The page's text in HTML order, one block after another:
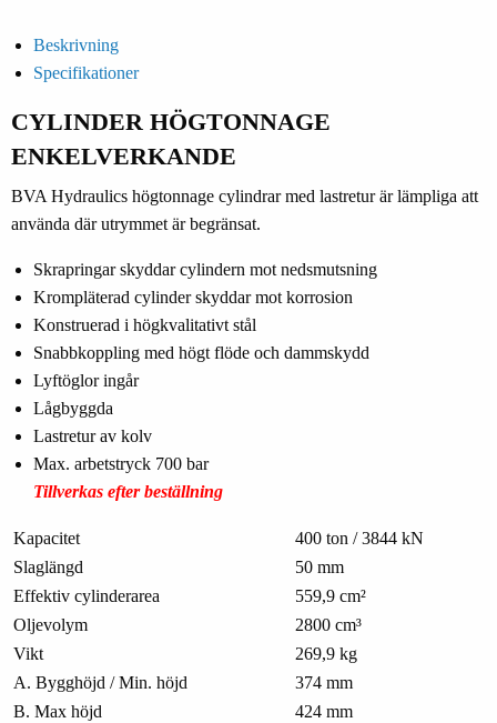
Beskrivning
Specifikationer
CYLINDER HÖGTONNAGE
ENKELVERKANDE
BVA Hydraulics högtonnage cylindrar med lastretur är lämpliga att
använda där utrymmet är begränsat.
Skrapringar skyddar cylindern mot nedsmutsning
Krompläterad cylinder skyddar mot korrosion
Konstruerad i högkvalitativt stål
Snabbkoppling med högt flöde och dammskydd
Lyftöglor ingår
Lågbyggda
Lastretur av kolv
Max. arbetstryck 700 bar
Tillverkas efter beställning
Kapacitet
400 ton / 3844 kN
Slaglängd
50 mm
Effektiv cylinderarea
559,9 cm²
Oljevolym
2800 cm³
Vikt
269,9 kg
A. Bygghöjd / Min. höjd
374 mm
B. Max höjd
424 mm